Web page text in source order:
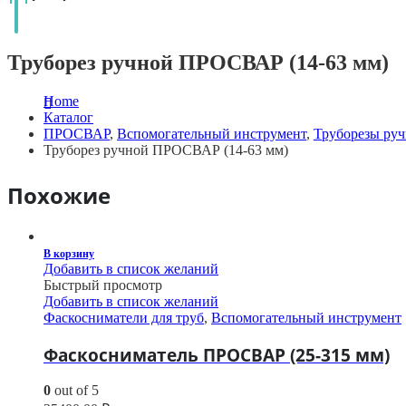
Труборез ручной ПРОСВАР (14-63 мм)
Home
Каталог
ПРОСВАР, Вспомогательный инструмент, Труборезы
Труборез ручной ПРОСВАР (14-63 мм)
Похожие
В корзину
Добавить в список желаний
Быстрый просмотр
Добавить в список желаний
Фаскосниматели для труб, Вспомогательный инструмент
Фаскосниматель ПРОСВАР (25-315 мм)
0 out of 5